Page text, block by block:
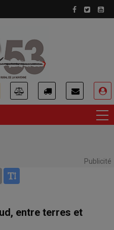
Publicité
Print
entre terres et